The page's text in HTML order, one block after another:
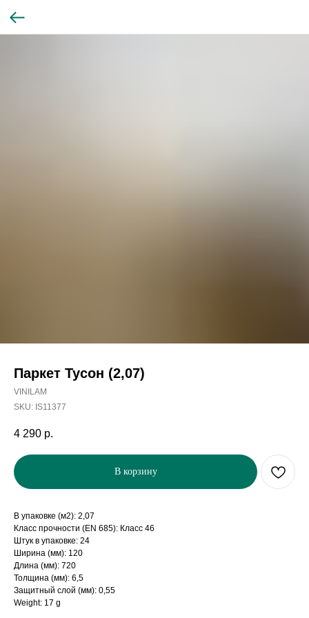
Паркет Тусон (2,07)
VINILAM
SKU: IS11377
4 290 р.
В корзину
В упаковке (м2): 2,07
Класс прочности (EN 685): Класс 46
Штук в упаковке: 24
Ширина (мм): 120
Длина (мм): 720
Толщина (мм): 6,5
Защитный слой (мм): 0,55
Weight: 17 g